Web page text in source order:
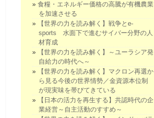
食糧・エネルギー価格の高騰が有機農業
を加速させる
【世界の力を読み解く】戦争とe-
sports 水面下で進むサイバー分野の人
材育成
【世界の力を読み解く】～ユーラシア発
自給力の時代へ～
【世界の力を読み解く】マクロン再選か
ら見る今後の世界情勢／金資源本位制
が現実味を帯びてきている
【日本の活力を再生する】共認時代の企
業経営～自主活動のすすめ～